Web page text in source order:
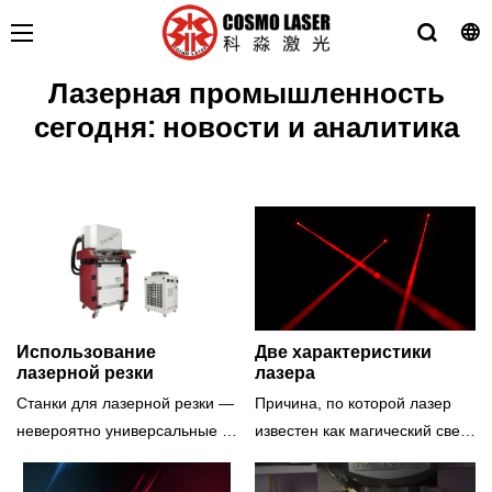
Лазерная промышленность
сегодня: новости и аналитика
Использование
лазерной резки
Станки для лазерной резки —
невероятно универсальные и
мощные инструменты для
промышленного применения.
Две характеристики
лазера
Причина, по которой лазер
известен как магический свет,
заключается в том, что он
обладает двумя